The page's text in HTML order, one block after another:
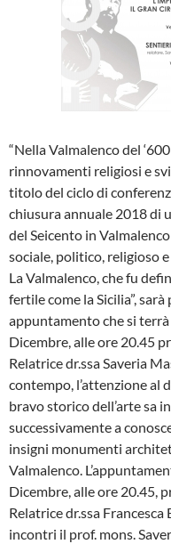
“Nella Valmalenco del
rinnovamenti religiosi e
titolo del ciclo di
chiusura annuale 2018 di
del Seicento in
sociale, politico, religioso
La Valmalenco, che fu
fertile come la Sicilia”,
appuntamento che si
Dicembre, alle ore 20.45
Relatrice dr.ssa Saveria
contempo, l’attenzione al
bravo storico dell’arte sa
successivamente a
insigni monumenti
Valmalenco.
Dicembre, alle ore 20.45,
Relatrice dr.ssa
incontri il prof. mons.